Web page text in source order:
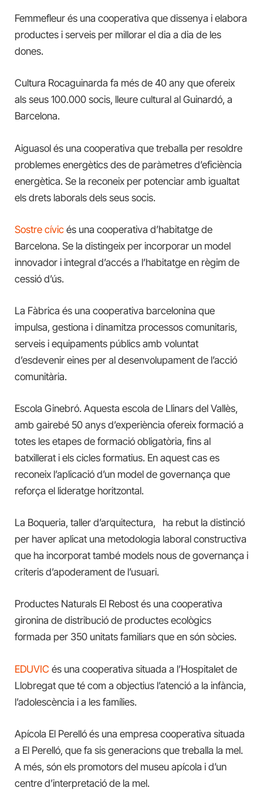
Femmefleur és una cooperativa que dissenya i elabora
productes i serveis per millorar el dia a dia de les
dones.
Cultura Rocaguinarda fa més de 40 any que ofereix
als seus 100.000 socis, lleure cultural al Guinardó, a
Barcelona.
Aiguasol és una cooperativa que treballa per resoldre
problemes energètics des de paràmetres d’eficiència
energètica. Se la reconeix per potenciar amb igualtat
els drets laborals dels seus socis.
Sostre cívic és una cooperativa d’habitatge de
Barcelona. Se la distingeix per incorporar un model
innovador i integral d’accés a l’habitatge en règim de
cessió d’ús.
La Fàbrica és una cooperativa barcelonina que
impulsa, gestiona i dinamitza processos comunitaris,
serveis i equipaments públics amb voluntat
d’esdevenir eines per al desenvolupament de l’acció
comunitària.
Escola Ginebró. Aquesta escola de Llinars del Vallès,
amb gairebé 50 anys d’experiència ofereix formació a
totes les etapes de formació obligatòria, fins al
batxillerat i els cicles formatius. En aquest cas es
reconeix l’aplicació d’un model de governança que
reforça el lideratge horitzontal.
La Boqueria, taller d’arquitectura, ha rebut la distinció
per haver aplicat una metodologia laboral constructiva
que ha incorporat també models nous de governança i
criteris d’apoderament de l’usuari.
Productes Naturals El Rebost és una cooperativa
gironina de distribució de productes ecològics
formada per 350 unitats familiars que en són sòcies.
EDUVIC és una cooperativa situada a l’Hospitalet de
Llobregat que té com a objectius l’atenció a la infància,
l’adolescència i a les famílies.
Apícola El Perelló és una empresa cooperativa situada
a El Perelló, que fa sis generacions que treballa la mel.
A més, són els promotors del museu apícola i d’un
centre d’interpretació de la mel.